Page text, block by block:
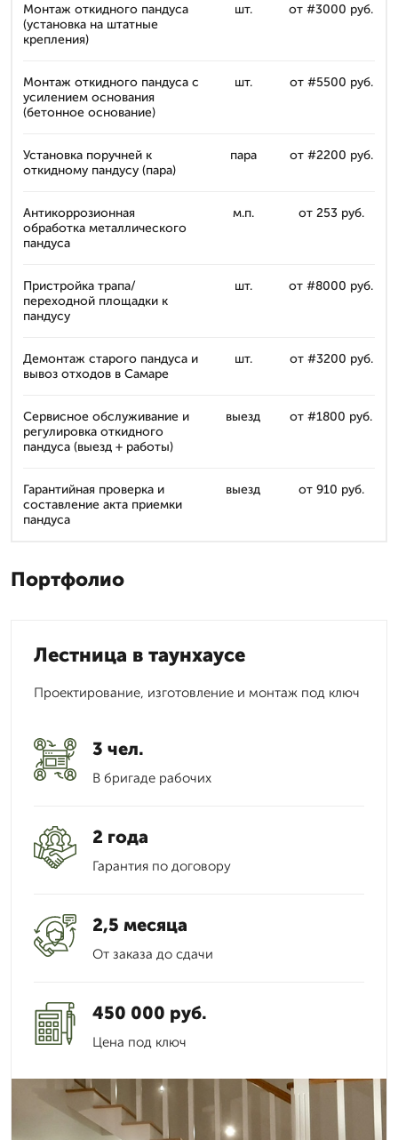
Монтаж откидного пандуса
(установка на штатные
крепления)
шт. от #3 000 руб.
Монтаж откидного пандуса с
усилением основания
(бетонное основание)
шт. от #5 500 руб.
Установка поручней к
откидному пандусу (пара)
пара от #2 200 руб.
Антикоррозионная
обработка металлического
пандуса
м.п. от 253 руб.
Пристройка трапа/
переходной площадки к
пандусу
шт. от #8 000 руб.
Демонтаж старого пандуса и
вывоз отходов в Самаре
шт. от #3 200 руб.
Сервисное обслуживание и
регулировка откидного
пандуса (выезд + работы)
выезд от #1 800 руб.
Гарантийная проверка и
составление акта приемки
пандуса
выезд от 910 руб.
Портфолио
Лестница в таунхаусе
Проектирование, изготовление и монтаж под ключ
3 чел.
В бригаде рабочих
2 года
Гарантия по договору
2,5 месяца
От заказа до сдачи
450 000 руб.
Цена под ключ